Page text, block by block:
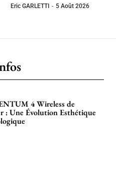
Eric GARLETTI - 5 Août 2026
4 Wireless de
: Une Évolution Esthétique